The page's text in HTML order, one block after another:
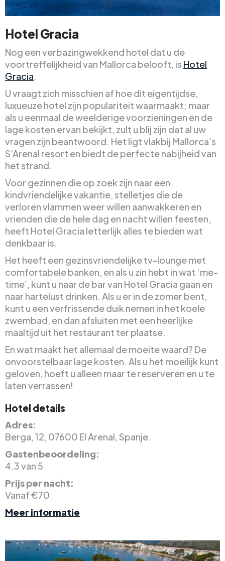
Hotel Gracia
Nog een verbazingwekkend hotel dat u de
voortreffelijkheid van Mallorca belooft, is Hotel
Gracia.
U vraagt zich misschien af hoe dit eigentijdse,
luxueuze hotel zijn populariteit waarmaakt; maar
als u eenmaal de weelderige voorzieningen en de
lage kosten ervan bekijkt, zult u blij zijn dat al uw
vragen zijn beantwoord. Het ligt vlakbij Mallorca’s
S’Arenal resort en biedt de perfecte nabijheid van
het strand.
Voor gezinnen die op zoek zijn naar een
kindvriendelijke vakantie, stelletjes die de
verloren vlammen weer willen aanwakkeren en
vrienden die de hele dag en nacht willen feesten,
heeft Hotel Gracia letterlijk alles te bieden wat
denkbaar is.
Het heeft een gezinsvriendelijke tv-lounge met
comfortabele banken, en als u zin hebt in wat ‘me-
time’, kunt u naar de bar van Hotel Gracia gaan en
naar hartelust drinken. Als u er in de zomer bent,
kunt u een verfrissende duik nemen in het koele
zwembad, en dan afsluiten met een heerlijke
maaltijd uit het restaurant ter plaatse.
En wat maakt het allemaal de moeite waard? De
onvoorstelbaar lage kosten. Als u het moeilijk kunt
geloven, hoeft u alleen maar te reserveren en u te
laten verrassen!
Hotel details
Adres:
Berga, 12, 07600 El Arenal, Spanje.
Gastenbeoordeling:
4.3 van 5
Prijs per nacht:
Vanaf €70
Meer informatie